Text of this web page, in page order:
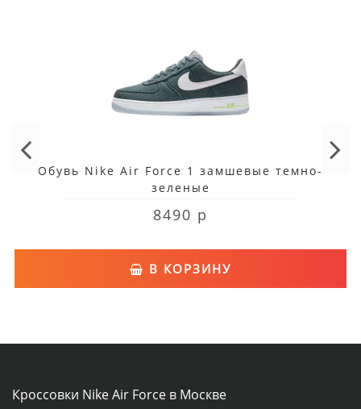
Обувь Nike Air Force 1 замшевые темно-
зеленые
8490 р
В КОРЗИНУ
Кроссовки Nike Air Force в Москве